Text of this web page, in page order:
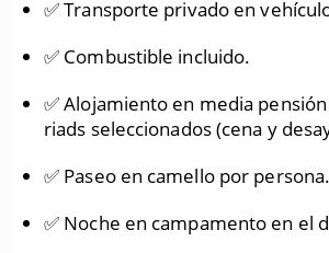
✅ Transporte privado en
✅ Combustible incluido.
✅ Alojamiento en media
riads seleccionados (cena y
✅ Paseo en camello por persona.
✅ Noche en campamento en el